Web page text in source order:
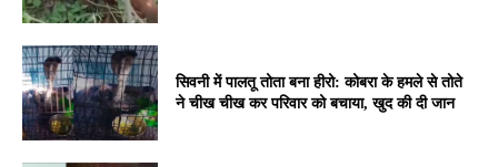
सिवनी में पालतू तोता बना हीरो: कोबरा के हमले से तोते
ने चीख चीख कर परिवार को बचाया, खुद की दी जान